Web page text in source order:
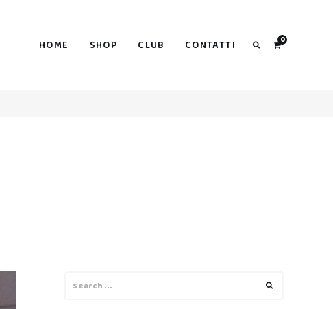
HOME SHOP CLUB CONTATTI 0
for: